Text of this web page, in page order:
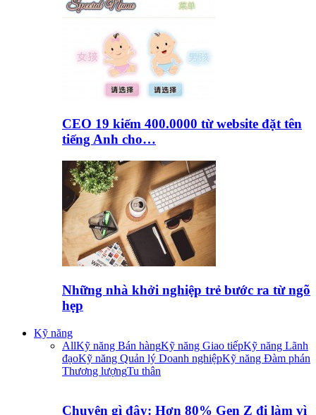
CEO 19 kiếm 400.0000 từ website đặt tên
tiếng Anh cho…
Những nhà khởi nghiệp trẻ bước ra từ ngõ
hẹp
Kỹ năng
AllKỹ năng Bán hàngKỹ năng Giao tiếpKỹ năng Lãnh
đạoKỹ năng Quản lý Doanh nghiệpKỹ năng Đàm phán
Thương lượngTu thân
Chuyện gì đây: Hơn 80% Gen Z đi làm vì